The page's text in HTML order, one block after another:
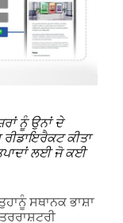
ਨੂੰ ਉਨਾਂ ਦੇ
ਕੀਤਾ
ਲਈ ਜੋ ਕਈ
ਸਥਾਨਕ ਭਾਸ਼ਾ